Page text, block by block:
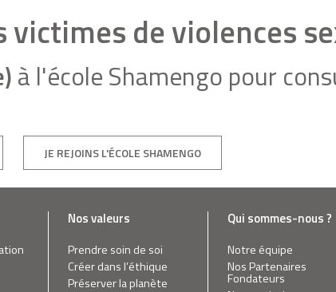
victimes de violences
à l'école Shamengo pour
JE REJOINS L'ÉCOLE SHAMENGO
Nos valeurs
Prendre soin de soi
Créer dans l’éthique
Préserver la planète
Qui sommes-nous ?
Notre équipe
Nos Partenaires
Fondateurs